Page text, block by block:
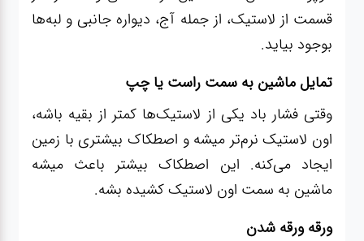
قسمت از لاستیک، از جمله آج، دیواره جانبی و لبه‌ها
بوجود بیاید.
تمایل ماشین به سمت راست یا چپ
وقتی فشار باد یکی از لاستیک‌ها کمتر از بقیه باشه،
اون لاستیک نرم‌تر میشه و اصطکاک بیشتری با زمین
ایجاد می‌کنه. این اصطکاک بیشتر باعث میشه
ماشین به سمت اون لاستیک کشیده بشه.
ورقه ورقه شدن